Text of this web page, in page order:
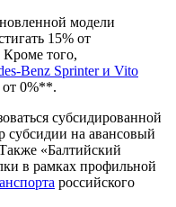
модели
15% от
того,
Benz Sprinter и Vito
от 0%**.
субсидированной
субсидии на авансовый
«Балтийский
в рамках профильной
российского